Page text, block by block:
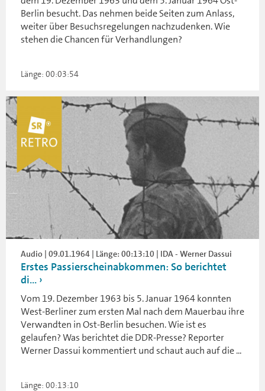
Berlin besucht. Das nehmen beide Seiten zum Anlass,
weiter über Besuchsregelungen nachzudenken. Wie
stehen die Chancen für Verhandlungen?
Länge: 00:03:54
Audio | 09.01.1964 | Länge: 00:13:10 | IDA - Werner Dassui
Erstes Passierscheinabkommen: So berichtet
di...
Vom 19. Dezember 1963 bis 5. Januar 1964 konnten
West-Berliner zum ersten Mal nach dem Mauerbau ihre
Verwandten in Ost-Berlin besuchen. Wie ist es
gelaufen? Was berichtet die DDR-Presse? Reporter
Werner Dassui kommentiert und schaut auch auf die ...
Länge: 00:13:10